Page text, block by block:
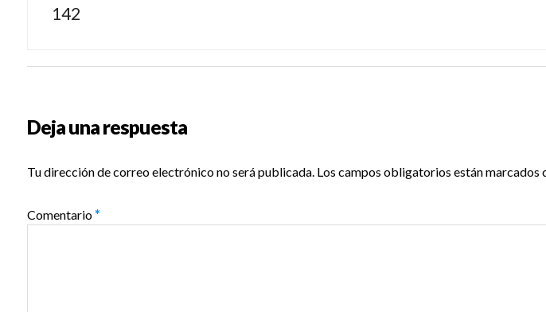
Previous
142
Deja una respuesta
Tu dirección de correo electrónico no será publicada. Los campos obligatorios están marcados
Comentario*